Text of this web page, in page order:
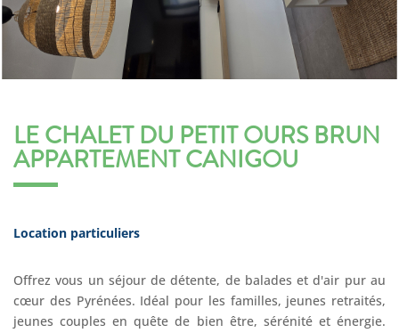
LE CHALET DU PETIT OURS BRUN
APPARTEMENT CANIGOU
Location particuliers
Offrez vous un séjour de détente, de balades et d'air pur au
cœur des Pyrénées. Idéal pour les familles, jeunes retraités,
jeunes couples en quête de bien être, sérénité et énergie.